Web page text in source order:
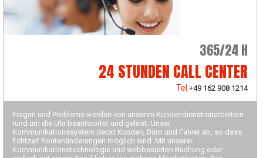
365/24 H
24 STUNDEN CALL CENTER
Tel:+49 162 908 1214
Fragen und Probleme werden von unseren Kundendienstmitarbeitern
rund um die Uhr beantwortet und gelöst. Unser
Kommunikationssystem deckt Kunden, Büro und Fahrer ab, so dass
Echtzeit Routenänderungen möglich sind. Mit unserer
Kommunikationstechnologie und webbasierten Buchung oder